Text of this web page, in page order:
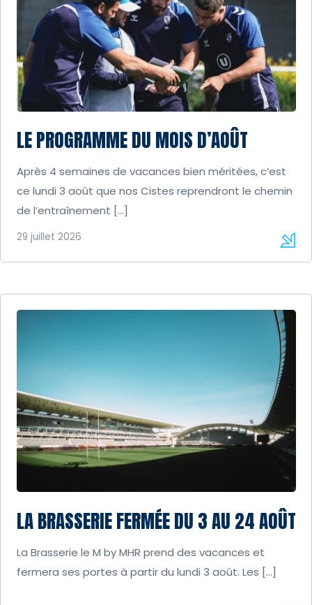
LE PROGRAMME DU MOIS D’AOÛT
Après 4 semaines de vacances bien méritées, c’est
ce lundi 3 août que nos Cistes reprendront le chemin
de l’entraînement […]
29 juillet 2026
LA BRASSERIE FERMÉE DU 3 AU 24 AOÛT
La Brasserie le M by MHR prend des vacances et
fermera ses portes à partir du lundi 3 août. Les […]